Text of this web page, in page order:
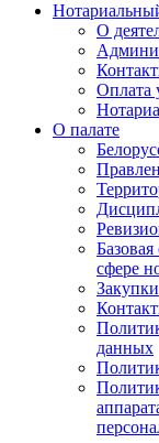
О
Оплата
О палате
сфере
Закупки
данных